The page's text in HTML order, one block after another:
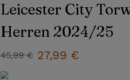
Leicester City
Herren 2024/25
45,99€ 27,99 €